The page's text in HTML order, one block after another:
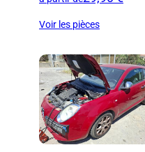
Voir les pièces